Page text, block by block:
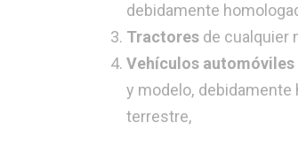
debidamente
Tractores de cualquier
Vehículos automóviles
y modelo,
terrestre,